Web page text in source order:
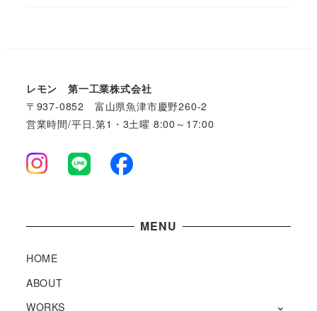
レモン 第一工業株式会社
〒937-0852 富山県魚津市慶野260-2
営業時間/平日.第1・3土曜 8:00～17:00
MENU
HOME
ABOUT
WORKS